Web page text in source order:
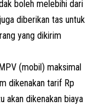
boleh melebihi dari
diberikan tas untuk
yang dikirim
(mobil) maksimal
dikenakan tarif Rp
akan dikenakan biaya